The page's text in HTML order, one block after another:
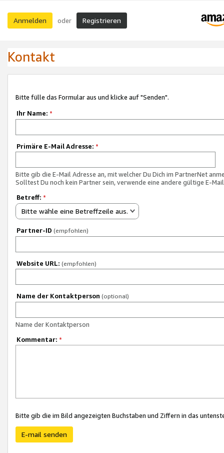
Anmelden oder Registrieren
Kontakt
Bitte fülle das Formular aus und klicke auf "Senden".
Ihr Name: *
Primäre E-Mail Adresse: *
Bitte gib die E-Mail Adresse an, mit welcher Du Dich im PartnerNet
Solltest Du noch kein Partner sein, verwende eine andere gültige E-
Betreff: *
Bitte wähle eine Betreffzeile aus.
Partner-ID (empfohlen)
Website URL: (empfohlen)
Name der Kontaktperson (optional)
Name der Kontaktperson
Kommentar: *
Bitte gib die im Bild angezeigten Buchstaben und Ziffern in das
E-mail senden